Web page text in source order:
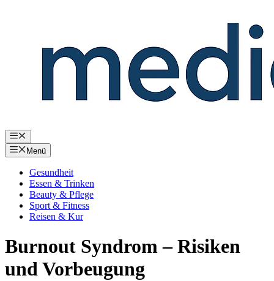
Menü
Menü
Gesundheit
Essen & Trinken
Beauty & Pflege
Sport & Fitness
Reisen & Kur
Burnout Syndrom – Risiken
und Vorbeugung